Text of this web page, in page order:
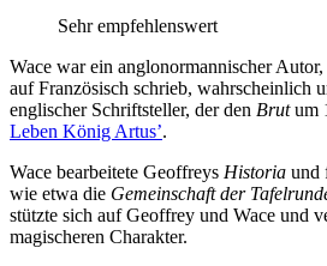
Sehr empfehlenswert
Wace war ein anglonormannischer Autor,
auf Französisch schrieb, wahrscheinlich
englischer Schriftsteller, der den Brutum
Leben König Artus’.
Wace bearbeitete Geoffreys Historia und
wie etwa die Gemeinschaft der
stützte sich auf Geoffrey und Wace und
magischeren Charakter.